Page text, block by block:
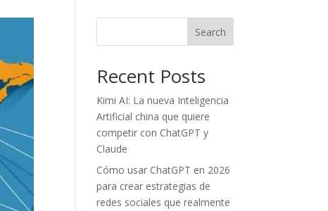
Search
Recent Posts
Kimi AI: La nueva Inteligencia
Artificial china que quiere
competir con ChatGPT y
Claude
Cómo usar ChatGPT en 2026
para crear estrategias de
redes sociales que realmente